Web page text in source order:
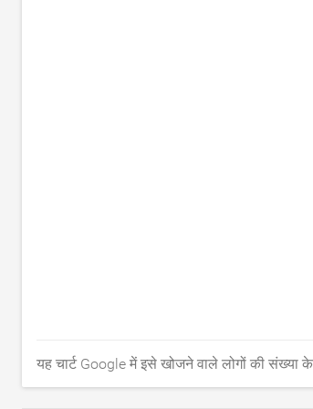
यह चार्ट Google में इसे खोजने वाले लोगों की संख्या